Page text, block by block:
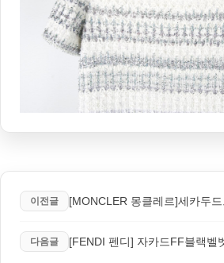
이전글 [MONCLER 몽클레르]세카두
다음글 [FENDI 펜디] 자카드FF블랙벨